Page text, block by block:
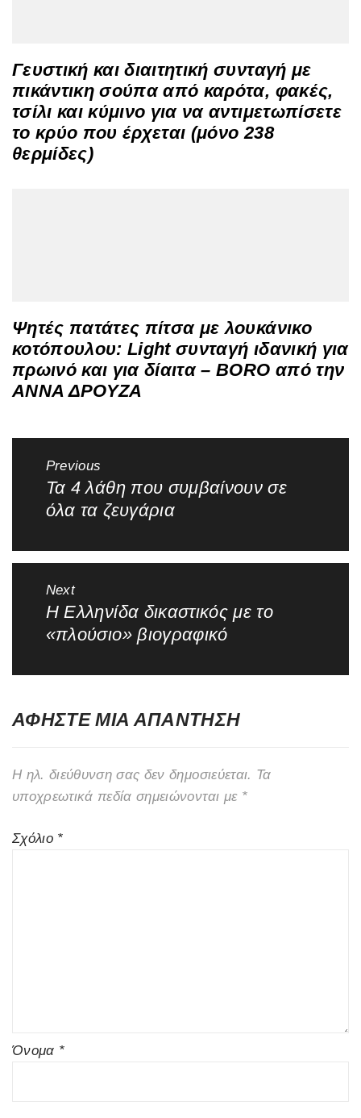
Γευστική και διαιτητική συνταγή με
πικάντικη σούπα από καρότα, φακές,
τσίλι και κύμινο για να αντιμετωπίσετε
το κρύο που έρχεται (μόνο 238
θερμίδες)
Ψητές πατάτες πίτσα με λουκάνικο
κοτόπουλου: Light συνταγή ιδανική για
πρωινό και για δίαιτα – BORO από την
ΑΝΝΑ ΔΡΟΥΖΑ
άρθρων
Previous
Previous
post:
Τα 4 λάθη που συμβαίνουν σε
όλα τα ζευγάρια
Next
Next
post:
Η Ελληνίδα δικαστικός με το
«πλούσιο» βιογραφικό
ΑΦΉΣΤΕ ΜΙΑ ΑΠΆΝΤΗΣΗ
Η ηλ. διεύθυνση σας δεν δημοσιεύεται. Τα
υποχρεωτικά πεδία σημειώνονται με *
Σχόλιο *
Όνομα *